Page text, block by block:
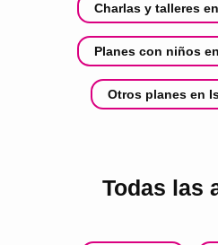
Charlas y talleres
Planes con niños
Otros planes en
Todas las